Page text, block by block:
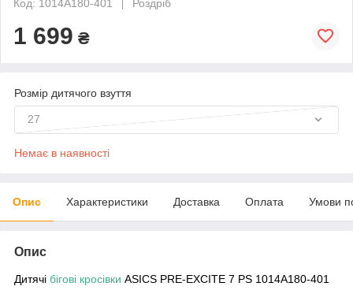
Код: 1014A180-401
Роздріб
1 699 ₴
Розмір дитячого взуття
27
Немає в наявності
Опис Характеристики Доставка Оплата Умови
Опис
Дитячі бігові кросівки ASICS PRE-EXCITE 7 PS 1014A180-401